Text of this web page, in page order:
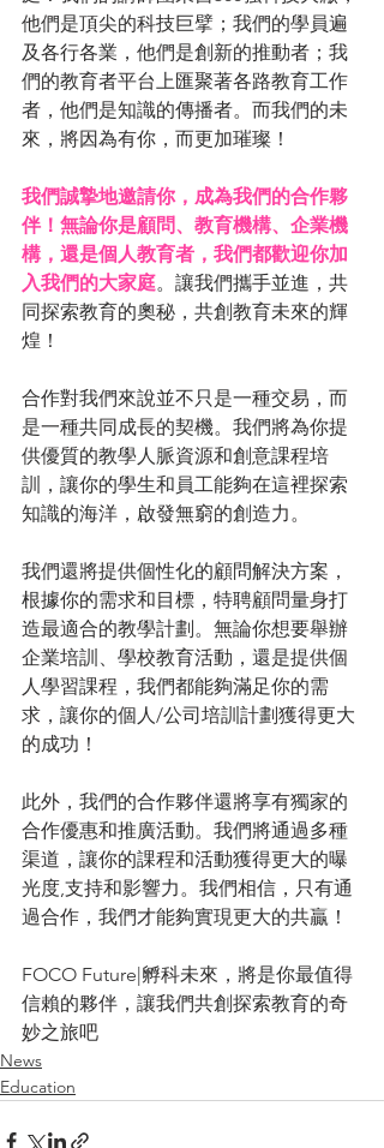
他們是頂尖的科技巨擘；我們的學員遍
及各行各業，他們是創新的推動者；我
們的教育者平台上匯聚著各路教育工作
者，他們是知識的傳播者。而我們的未
來，將因為有你，而更加璀璨！
我們誠摯地邀請你，成為我們的合作夥
伴！無論你是顧問、教育機構、企業機
構，還是個人教育者，我們都歡迎你加
入我們的大家庭。讓我們攜手並進，共
同探索教育的奧秘，共創教育未來的輝
煌！
合作對我們來說並不只是一種交易，而
是一種共同成長的契機。我們將為你提
供優質的教學人脈資源和創意課程培
訓，讓你的學生和員工能夠在這裡探索
知識的海洋，啟發無窮的創造力。
我們還將提供個性化的顧問解決方案，
根據你的需求和目標，特聘顧問量身打
造最適合的教學計劃。無論你想要舉辦
企業培訓、學校教育活動，還是提供個
人學習課程，我們都能夠滿足你的需
求，讓你的個人/公司培訓計劃獲得更大
的成功！
此外，我們的合作夥伴還將享有獨家的
合作優惠和推廣活動。我們將通過多種
渠道，讓你的課程和活動獲得更大的曝
光度,支持和影響力。我們相信，只有通
過合作，我們才能夠實現更大的共贏！
FOCO Future|孵科未來，將是你最值得
信賴的夥伴，讓我們共創探索教育的奇
妙之旅吧
News
Education